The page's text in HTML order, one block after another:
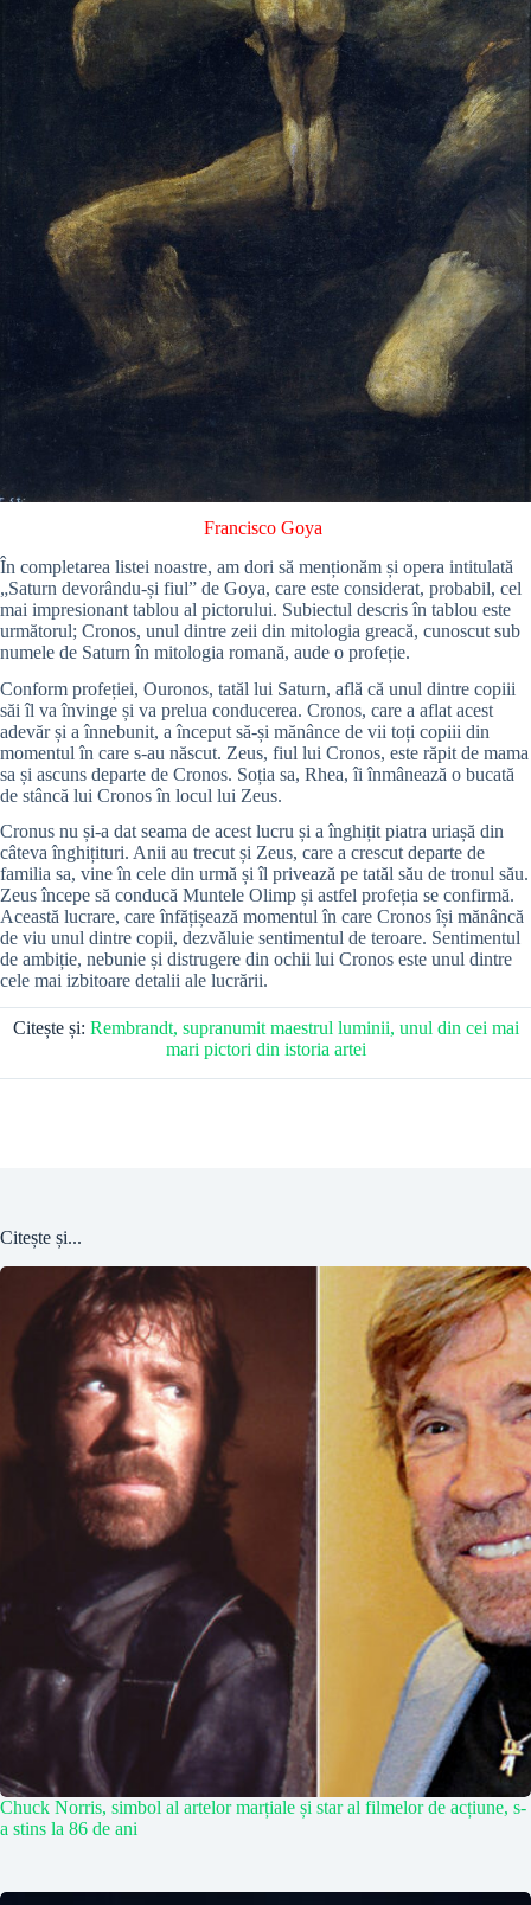
Francisco Goya
În completarea listei noastre, am dori să menționăm și opera intitulată
„Saturn devorându-și fiul” de Goya, care este considerat, probabil, cel
mai impresionant tablou al pictorului. Subiectul descris în tablou este
următorul; Cronos, unul dintre zeii din mitologia greacă, cunoscut sub
numele de Saturn în mitologia romană, aude o profeție.
Conform profeției, Ouronos, tatăl lui Saturn, află că unul dintre copiii
săi îl va învinge și va prelua conducerea. Cronos, care a aflat acest
adevăr și a înnebunit, a început să-și mănânce de vii toți copiii din
momentul în care s-au născut. Zeus, fiul lui Cronos, este răpit de mama
sa și ascuns departe de Cronos. Soția sa, Rhea, îi înmânează o bucată
de stâncă lui Cronos în locul lui Zeus.
Cronus nu și-a dat seama de acest lucru și a înghițit piatra uriașă din
câteva înghițituri. Anii au trecut și Zeus, care a crescut departe de
familia sa, vine în cele din urmă și îl privează pe tatăl său de tronul său.
Zeus începe să conducă Muntele Olimp și astfel profeția se confirmă.
Această lucrare, care înfățișează momentul în care Cronos își mănâncă
de viu unul dintre copii, dezvăluie sentimentul de teroare. Sentimentul
de ambiție, nebunie și distrugere din ochii lui Cronos este unul dintre
cele mai izbitoare detalii ale lucrării.
Citește și: Rembrandt, supranumit maestrul luminii, unul din cei mai
mari pictori din istoria artei
Citește și...
Chuck Norris, simbol al artelor marțiale și star al filmelor de acțiune, s-
a stins la 86 de ani